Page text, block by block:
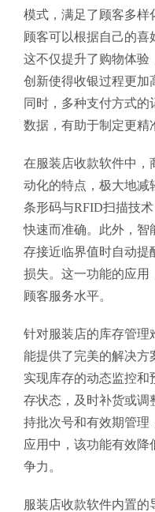
模式，满足了顾客多样
顾客可以根据自己的喜
这不仅提升了购物体验
创新使得收银过程更加
同时，多种支付方式
数据，有助于制定更精
在服装店收款软件中，
动化的特点，极大地减
条形码与RFID扫描技
快速而准确。此外，智
存接近临界值时自动提
损失。这一功能的应用
顾客服务水平。
针对服装店的库存管理
能提供了完美的解决方
实现库存的动态监控和
存状态，及时补货或调
持批次号和有效期管理
应用中，该功能有效降
争力。
服装店收款软件内置的